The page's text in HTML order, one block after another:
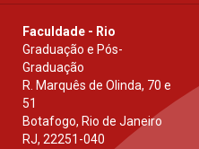
Faculdade - Rio
Graduação e Pós-
Graduação
R. Marquês de Olinda, 70 e
51
Botafogo, Rio de Janeiro
RJ,22251-040